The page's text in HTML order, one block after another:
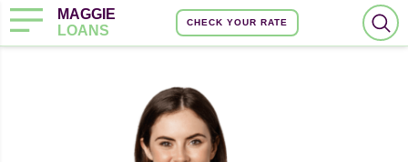
MAGGIE
LOANS
CHECK YOUR RATE